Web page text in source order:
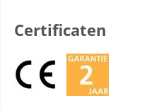
Certificaten